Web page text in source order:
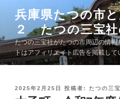
ン
ツ
へ
兵庫県たつの市
２ たつの三宝
たつの三宝社がたつの市周辺の情
トはアフィリエイト広告を掲載して
投
稿
2025年2月25日 投稿者: たつの三